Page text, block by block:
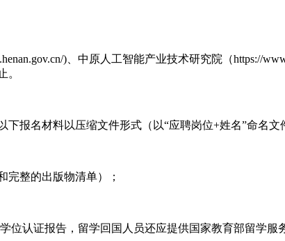
)、中原人工智能产业技术研究院（https://
。
报名材料以压缩文件形式（以“应聘岗位+姓名”命名文
完整的出版物清单）；
认证报告，留学回国人员还应提供国家教育部留学服